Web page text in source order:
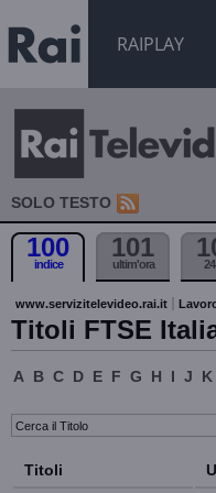
RAIPLAY
SOLO TESTO
100
indice
101
ultim'ora
www.servizitelevideo.rai.it
Titoli FTSE
A B C D E F G H I J K
Titoli